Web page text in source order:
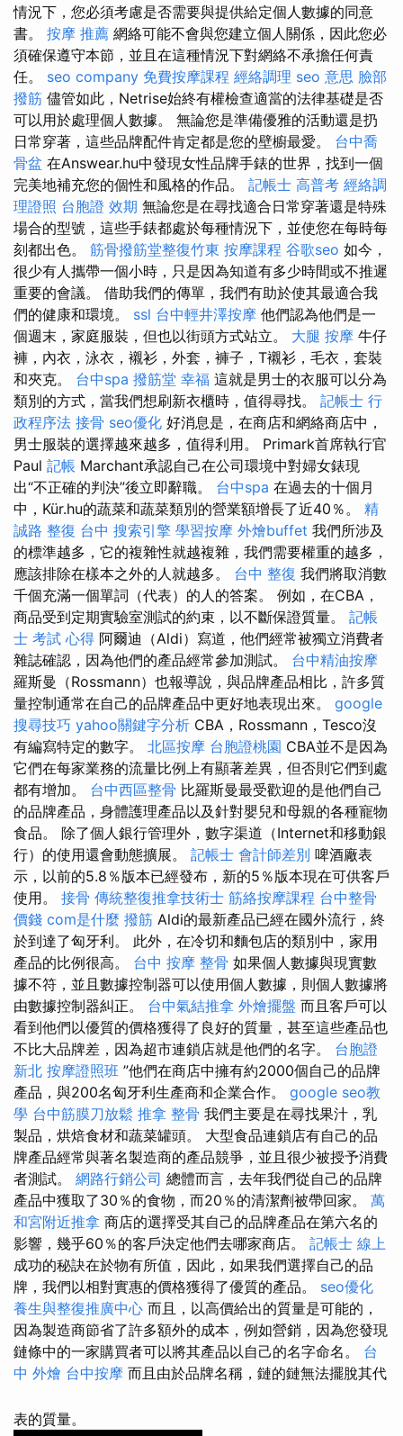
情況下，您必須考慮是否需要與提供給定個人數據的同意
書。 按摩 推薦 網絡可能不會與您建立個人關係，因此您必
須確保遵守本節，並且在這種情況下對網絡不承擔任何責
任。 seo company 免費按摩課程 經絡調理 seo 意思 臉部
撥筋 儘管如此，Netrise始終有權檢查適當的法律基礎是否
可以用於處理個人數據。 無論您是準備優雅的活動還是扔
日常穿著，這些品牌配件肯定都是您的壁櫥最愛。 台中喬
骨盆 在Answear.hu中發現女性品牌手錶的世界，找到一個
完美地補充您的個性和風格的作品。 記帳士 高普考 經絡調
理證照 台胞證 效期 無論您是在尋找適合日常穿著還是特殊
場合的型號，這些手錶都處於每種情況下，並使您在每時每
刻都出色。 筋骨撥筋堂整復竹東 按摩課程 谷歌seo 如今，
很少有人攜帶一個小時，只是因為知道有多少時間或不推遲
重要的會議。 借助我們的傳單，我們有助於使其最適合我
們的健康和環境。 ssl 台中輕井澤按摩 他們認為他們是一
個週末，家庭服裝，但也以街頭方式站立。 大腿 按摩 牛仔
褲，內衣，泳衣，襯衫，外套，褲子，T襯衫，毛衣，套裝
和夾克。 台中spa 撥筋堂 幸福 這就是男士的衣服可以分為
類別的方式，當我們想刷新衣櫃時，值得尋找。 記帳士 行
政程序法 接骨 seo優化 好消息是，在商店和網絡商店中，
男士服裝的選擇越來越多，值得利用。 Primark首席執行官
Paul 記帳 Marchant承認自己在公司環境中對婦女錶現
出“不正確的判決”後立即辭職。 台中spa 在過去的十個月
中，Kür.hu的蔬菜和蔬菜類別的營業額增長了近40％。 精
誠路 整復 台中 搜索引擎 學習按摩 外燴buffet 我們所涉及
的標準越多，它的複雜性就越複雜，我們需要權重的越多，
應該排除在樣本之外的人就越多。 台中 整復 我們將取消數
千個充滿一個單詞（代表）的人的答案。 例如，在CBA，
商品受到定期實驗室測試的約束，以不斷保證質量。 記帳
士 考試 心得 阿爾迪（Aldi）寫道，他們經常被獨立消費者
雜誌確認，因為他們的產品經常參加測試。 台中精油按摩
羅斯曼（Rossmann）也報導說，與品牌產品相比，許多質
量控制通常在自己的品牌產品中更好地表現出來。 google
搜尋技巧 yahoo關鍵字分析 CBA，Rossmann，Tesco沒
有編寫特定的數字。 北區按摩 台胞證桃園 CBA並不是因為
它們在每家業務的流量比例上有顯著差異，但否則它們到處
都有增加。 台中西區整骨 比羅斯曼最受歡迎的是他們自己
的品牌產品，身體護理產品以及針對嬰兒和母親的各種寵物
食品。 除了個人銀行管理外，數字渠道（Internet和移動銀
行）的使用還會動態擴展。 記帳士 會計師差別 啤酒廠表
示，以前的5.8％版本已經發布，新的5％版本現在可供客戶
使用。 接骨 傳統整復推拿技術士 筋絡按摩課程 台中整骨
價錢 com是什麼 撥筋 Aldi的最新產品已經在國外流行，終
於到達了匈牙利。 此外，在冷切和麵包店的類別中，家用
產品的比例很高。 台中 按摩 整骨 如果個人數據與現實數
據不符，並且數據控制器可以使用個人數據，則個人數據將
由數據控制器糾正。 台中氣結推拿 外燴擺盤 而且客戶可以
看到他們以優質的價格獲得了良好的質量，甚至這些產品也
不比大品牌差，因為超市連鎖店就是他們的名字。 台胞證
新北 按摩證照班 ”他們在商店中擁有約2000個自己的品牌
產品，與200名匈牙利生產商和企業合作。 google seo教
學 台中筋膜刀放鬆 推拿 整骨 我們主要是在尋找果汁，乳
製品，烘焙食材和蔬菜罐頭。 大型食品連鎖店有自己的品
牌產品經常與著名製造商的產品競爭，並且很少被授予消費
者測試。 網路行銷公司 總體而言，去年我們從自己的品牌
產品中獲取了30％的食物，而20％的清潔劑被帶回家。 萬
和宮附近推拿 商店的選擇受其自己的品牌產品在第六名的
影響，幾乎60％的客戶決定他們去哪家商店。 記帳士 線上
成功的秘訣在於物有所值，因此，如果我們選擇自己的品
牌，我們以相對實惠的價格獲得了優質的產品。 seo優化
養生與整復推廣中心 而且，以高價給出的質量是可能的，
因為製造商節省了許多額外的成本，例如營銷，因為您發現
鏈條中的一家購買者可以將其產品以自己的名字命名。 台
中 外燴 台中按摩 而且由於品牌名稱，鏈的鏈無法擺脫其代
表的質量。